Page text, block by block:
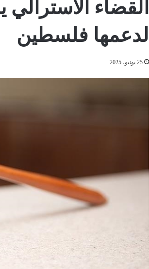
القضاء
لدعمها فلسطين
25 يونيو، 2025